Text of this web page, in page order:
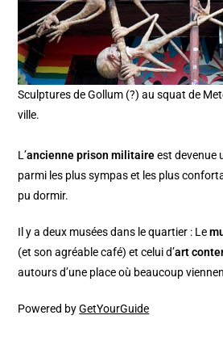
Sculptures de Gollum (?) au squat de
ville.
L’ancienne prison militaireest devenue
parmi les plus sympas et les plus
pu dormir.
Il y a deux musées dans le quartier : Le
(et son agréable café) et celui d’art
autours d’une place où beaucoup
Powered byGetYourGuide